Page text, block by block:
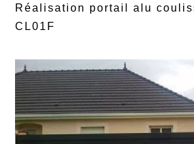
Réalisation portail alu
CL01F